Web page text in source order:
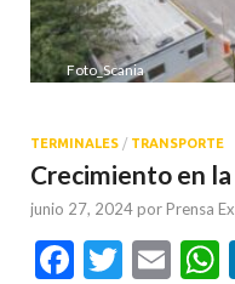
Foto_Scania
TERMINALES / TRANSPORTE
Crecimiento en
junio 27, 2024 por Prensa
Facebook